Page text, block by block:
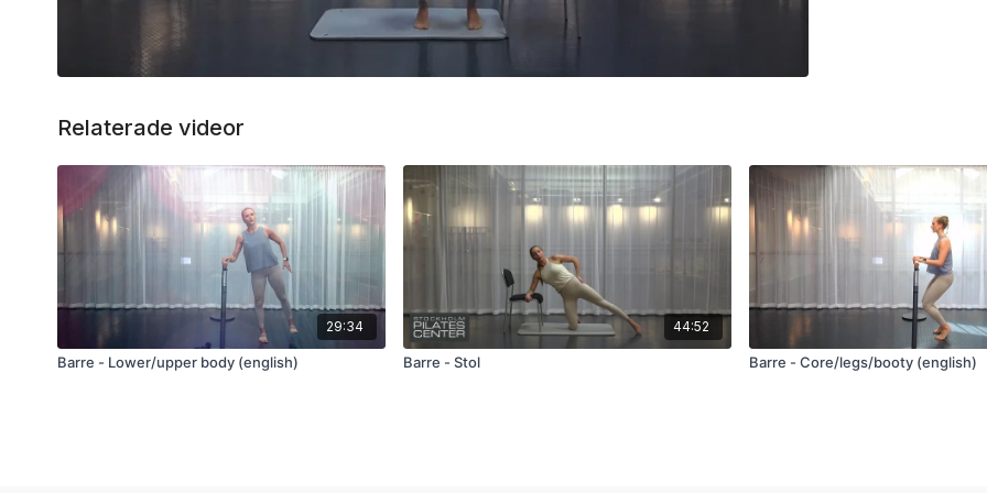
Relaterade videor
29:34
Barre - Lower/upper body (english)
44:52
Barre - Stol Barre - Core/legs/booty (english)